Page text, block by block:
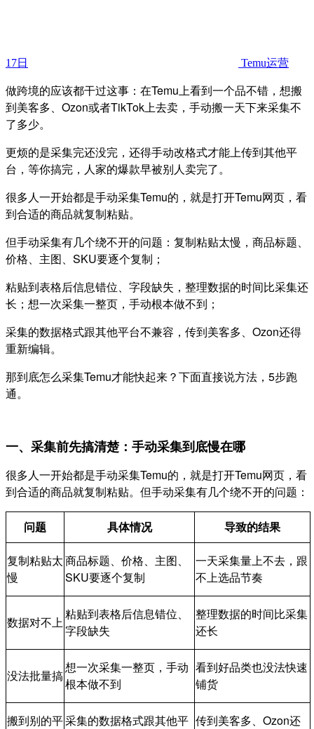
17日 Temu运营
做跨境的应该都干过这事：在Temu上看到一个品不错，想搬
到美客多、Ozon或者TikTok上去卖，手动搬一天下来采集不
了多少。
更烦的是采集完还没完，还得手动改格式才能上传到其他平
台，等你搞完，人家的爆款早被别人卖完了。
很多人一开始都是手动采集Temu的，就是打开Temu网页，看
到合适的商品就复制粘贴。
但手动采集有几个绕不开的问题：复制粘贴太慢，商品标题、
价格、主图、SKU要逐个复制；
粘贴到表格后信息错位、字段缺失，整理数据的时间比采集还
长；想一次采集一整页，手动根本做不到；
采集的数据格式跟其他平台不兼容，传到美客多、Ozon还得
重新编辑。
那到底怎么采集Temu才能快起来？下面直接说方法，5步跑
通。
一、采集前先搞清楚：手动采集到底慢在哪
很多人一开始都是手动采集Temu的，就是打开Temu网页，看
到合适的商品就复制粘贴。但手动采集有几个绕不开的问题：
问题 具体情况 导致的结果
复制粘贴太
慢
商品标题、价格、主图、
SKU要逐个复制
一天采集量上不去，跟
不上选品节奏
数据对不上
粘贴到表格后信息错位、
字段缺失
整理数据的时间比采集
还长
没法批量搞
想一次采集一整页，手动
根本做不到
看到好品类也没法快速
铺货
搬到别的平采集的数据格式跟其他平 传到美客多、Ozon还